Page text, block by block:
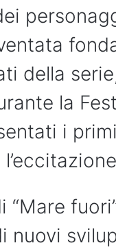
della
la
i
“Mare
nuovi